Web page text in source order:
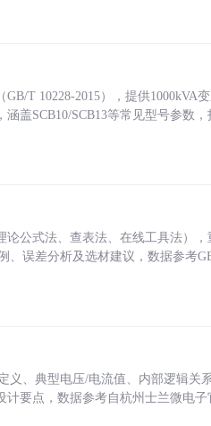
T 10228-2015），提供1000kVA
盖SCB10/SCB13等常见型号参数
公式法、查表法、在线工具法）
、误差分析及选材建议，数据参考
义、典型电压/电流值、内部逻辑关
要点，数据参考自杭州士兰微电子